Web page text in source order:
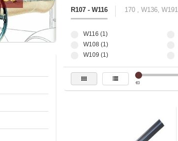
R107 - W116 170 , W136, W191
W116 (1)
W108 (1)
W109 (1)
€0